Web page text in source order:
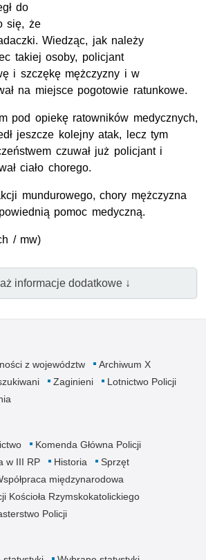
do
się, że
Wiedząc, jak należy
takiej osoby, policjant
i szczękę mężczyzny i w
na miejsce pogotowie ratunkowe.
pod opiekę ratowników medycznych,
jeszcze kolejny atak, lecz tym
czuwał już policjant i
ciało chorego.
mundurowego, chory mężczyzna
pomoc medyczną.
/ mw)
informacje dodatkowe ↓
z województw
Archiwum X
Zaginieni
Lotnictwo Policji
Komenda Główna Policji
w III RP Historia
Sprzęt
międzynarodowa
Kościoła Rzymskokatolickiego
Policji